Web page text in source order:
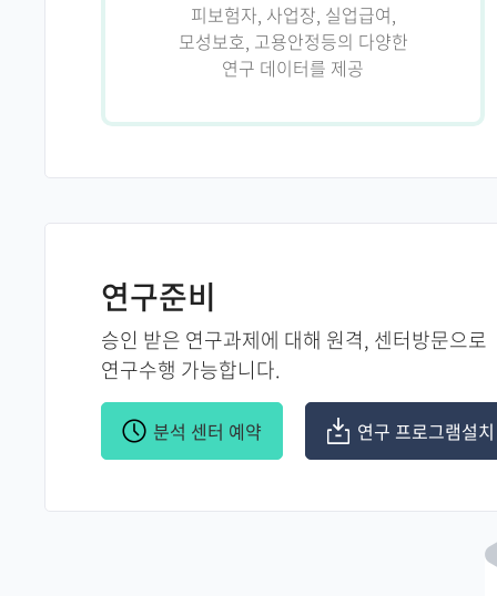
피보험자, 사업장, 실업급여,
모성보호, 고용안정등의 다양한
연구 데이터를 제공
연구준비
승인 받은 연구과제에 대해 원격, 센터방문으로
연구수행 가능합니다.
분석 센터 예약 연구 프로그램설치